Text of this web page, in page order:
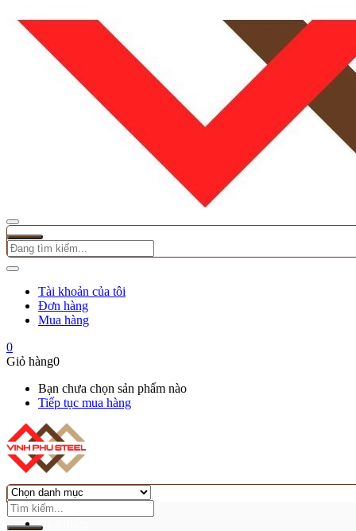
Tài khoản của tôi
Đơn hàng
Mua hàng
0
Giỏ hàng0
Bạn chưa chọn sản phẩm nào
Tiếp tục mua hàng
Trang chủ
Giới thiệu